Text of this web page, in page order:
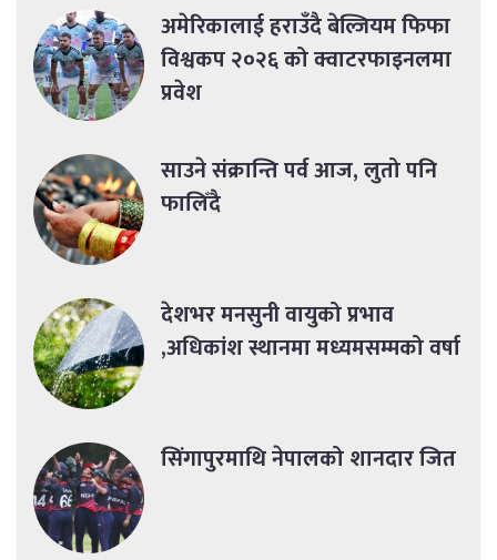
अमेरिकालाई हराउँदै बेल्जियम फिफा
विश्वकप २०२६ को क्वाटरफाइनलमा
प्रवेश
साउने संक्रान्ति पर्व आज, लुतो पनि
फालिँदै
देशभर मनसुनी वायुको प्रभाव
,अधिकांश स्थानमा मध्यमसम्मको वर्षा
सिंगापुरमाथि नेपालको शानदार जित